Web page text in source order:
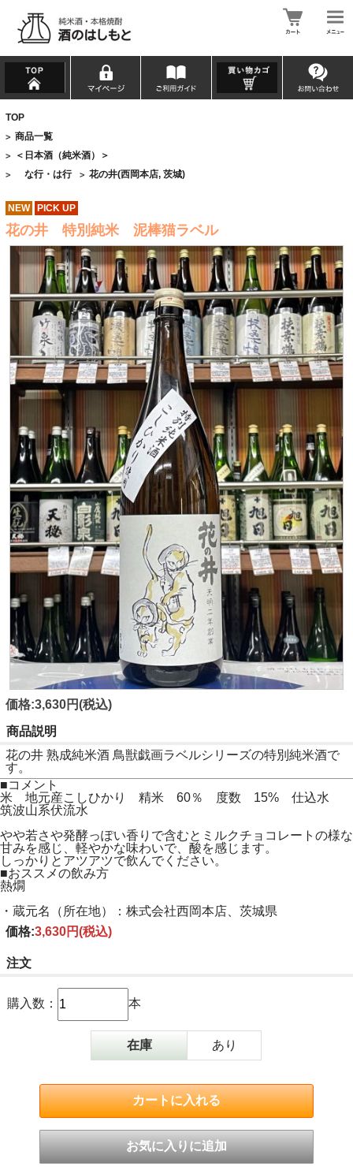
TOP
> 商品一覧
> ＜日本酒（純米酒）＞
> な行・は行 > 花の井(西岡本店, 茨城)
NEW PICK UP
花の井 特別純米 泥棒猫ラベル
価格:3,630円(税込)
商品説明
花の井 熟成純米酒 鳥獣戯画ラベルシリーズの特別純米酒で
す。
■コメント
米 地元産こしひかり 精米 60％ 度数 15% 仕込水
筑波山系伏流水
やや若さや発酵っぽい香りで含むとミルクチョコレートの様な
甘みを感じ、軽やかな味わいで、酸を感じます。
しっかりとアツアツで飲んでください。
■おススメの飲み方
熱燗
・蔵元名（所在地）：株式会社西岡本店、茨城県
価格:3,630円(税込)
注文
購入数： 本
在庫 あり